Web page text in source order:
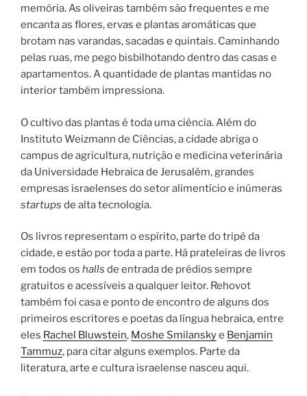
memória. As oliveiras também são frequentes e me
encanta as flores, ervas e plantas aromáticas que
brotam nas varandas, sacadas e quintais. Caminhando
pelas ruas, me pego bisbilhotando dentro das casas e
apartamentos. A quantidade de plantas mantidas no
interior também impressiona.
O cultivo das plantas é toda uma ciência. Além do
Instituto Weizmann de Ciências, a cidade abriga o
campus de agricultura, nutrição e medicina veterinária
da Universidade Hebraica de Jerusalém, grandes
empresas israelenses do setor alimentício e inúmeras
startups de alta tecnologia.
Os livros representam o espírito, parte do tripé da
cidade, e estão por toda a parte. Há prateleiras de livros
em todos os halls de entrada de prédios sempre
gratuitos e acessíveis a qualquer leitor. Rehovot
também foi casa e ponto de encontro de alguns dos
primeiros escritores e poetas da língua hebraica, entre
eles Rachel Bluwstein, Moshe Smilanskye Benjamin
Tammuz, para citar alguns exemplos. Parte da
literatura, arte e cultura israelense nasceu aqui.